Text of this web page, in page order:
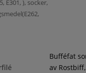
E301, ), socker,
Bufféfat
av